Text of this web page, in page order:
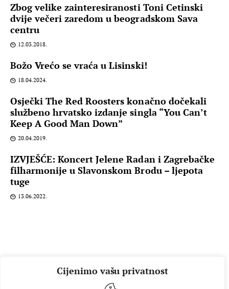
Cijenimo vašu privatnost
Zbog velike zainteresiranosti Toni Cetinski
dvije večeri zaredom u beogradskom Sava
centru
12.03.2018.
Božo Vrećo se vraća u Lisinski!
18.04.2024.
Osječki The Red Roosters konačno dočekali
službeno hrvatsko izdanje singla “You Can’t
Keep A Good Man Down”
20.04.2019.
IZVJEŠĆE: Koncert Jelene Radan i Zagrebačke
filharmonije u Slavonskom Brodu – ljepota
tuge
13.06.2022.